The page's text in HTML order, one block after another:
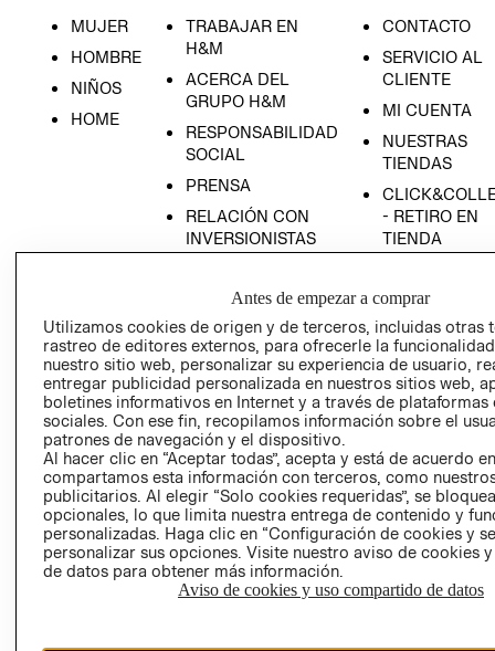
MUJER
HOMBRE
NIÑOS
HOME
TRABAJAR EN
H&M
ACERCA DEL
GRUPO H&M
RESPONSABILIDAD
SOCIAL
PRENSA
RELACIÓN CON
INVERSIONISTAS
EMPRESARIAL
CONTACTO
SERVICIO AL
CLIENTE
MI CUENTA
NUESTRAS
TIENDAS
- RETIRO EN
TIENDA
CONDICIONES
AVISO DE
PRIVACIDAD
GIFT CARD
AVISO DE
COOKIES
Chile ($)
Antes de empezar a comprar
Utilizamos cookies de origen y de terceros, incluidas otras
rastreo de editores externos, para ofrecerle la
nuestro sitio web, personalizar su experiencia de usuario,
entregar publicidad personalizada en nuestros sitios web,
boletines informativos en Internet y a través de plataformas
sociales. Con ese fin, recopilamos información sobre el
patrones de navegación y el dispositivo.
Al hacer clic en “Aceptar todas”, acepta y está de acuerdo
compartamos esta información con terceros, como
publicitarios. Al elegir “Solo cookies requeridas”, se
opcionales, lo que limita nuestra entrega de contenido y
personalizadas. Haga clic en “Configuración de cookies y
personalizar sus opciones. Visite nuestro aviso de cookies
de datos para obtener más información.
Aviso de cookies y uso compartido de datos